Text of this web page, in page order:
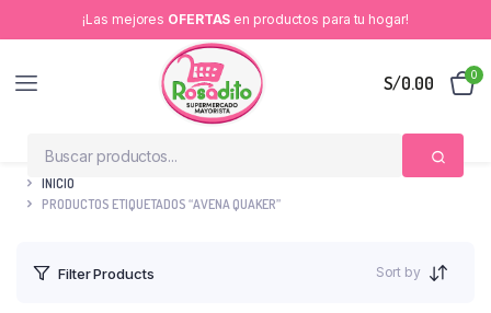
¡Las mejores OFERTAS en productos para tu hogar!
S/0.00 0
INICIO
PRODUCTOS ETIQUETADOS “AVENA QUAKER”
Filter Products Sort by